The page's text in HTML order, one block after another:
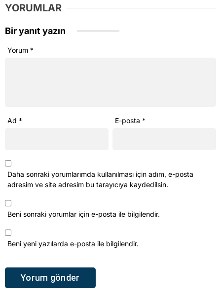
YORUMLAR
Bir yanıt yazın
Yorum *
Ad * E-posta *
Daha sonraki yorumlarımda kullanılması için adım, e-posta
adresim ve site adresim bu tarayıcıya kaydedilsin.
Beni sonraki yorumlar için e-posta ile bilgilendir.
Beni yeni yazılarda e-posta ile bilgilendir.